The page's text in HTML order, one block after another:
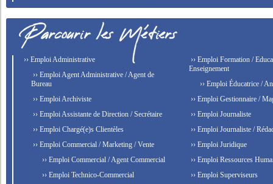
›› Emploi Administrative
›› Emploi Agent Administrative / Agent de
Bureau
›› Emploi Archiviste
›› Emploi Assistante de Direction / Secrétaire
›› Emploi Chargé(e)s Clientèles
›› Emploi Commercial / Marketing / Vente
›› Emploi Commercial / Agent Commercial
›› Emploi Technico-Commercial
›› Emploi Formation /
Enseignement
›› Emploi Éducatrice /
›› Emploi Gestionnaire /
›› Emploi Journaliste
›› Emploi Journaliste /
›› Emploi Juridique
›› Emploi Ressources
›› Emploi Superviseurs